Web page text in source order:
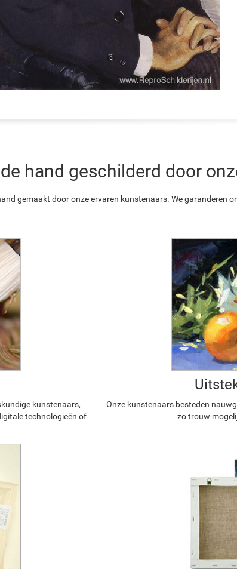
hand geschilderd door
gemaakt door onze ervaren kunstenaars. We garanderen
kunstenaars,
technologieën of
Onze kunstenaars besteden
zo trouw